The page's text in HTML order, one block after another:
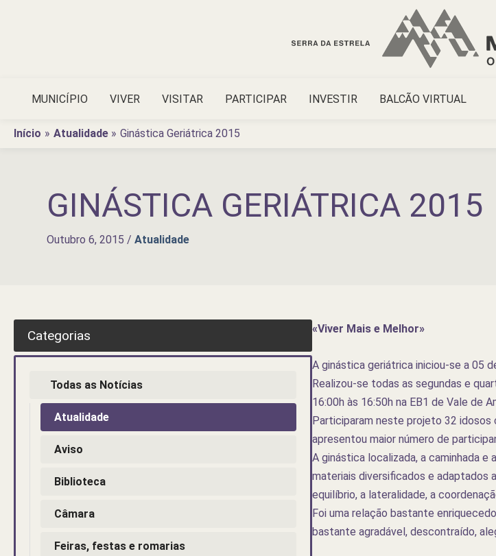
MUNICÍPIO VIVER VISITAR PARTICIPAR INVESTIR BALCÃO VIRTUAL
Início Atualidade Ginástica Geriátrica 2015
GINÁSTICA GERIÁTRICA 2015
Outubro 6, 2015 / Atualidade
«Viver Mais e Melhor»
A ginástica geriátrica iniciou-se a 05
Realizou-se todas as segundas e
16:00h às 16:50h na EB1 de Vale de
Participaram neste projeto 32 idosos
apresentou maior número de
A ginástica localizada, a caminhada
materiais diversificados e adaptados
equilíbrio, a lateralidade, a
Foi uma relação bastante
bastante agradável, descontraído,
Categorias
Todas as Notícias
Atualidade
Aviso
Biblioteca
Câmara
Feiras, festas e romarias